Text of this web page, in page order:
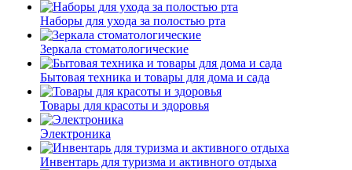
Наборы для ухода за полостью рта
Зеркала стоматологические
Бытовая техника и товары для дома и сада
Товары для красоты и здоровья
Электроника
Инвентарь для туризма и активного отдыха